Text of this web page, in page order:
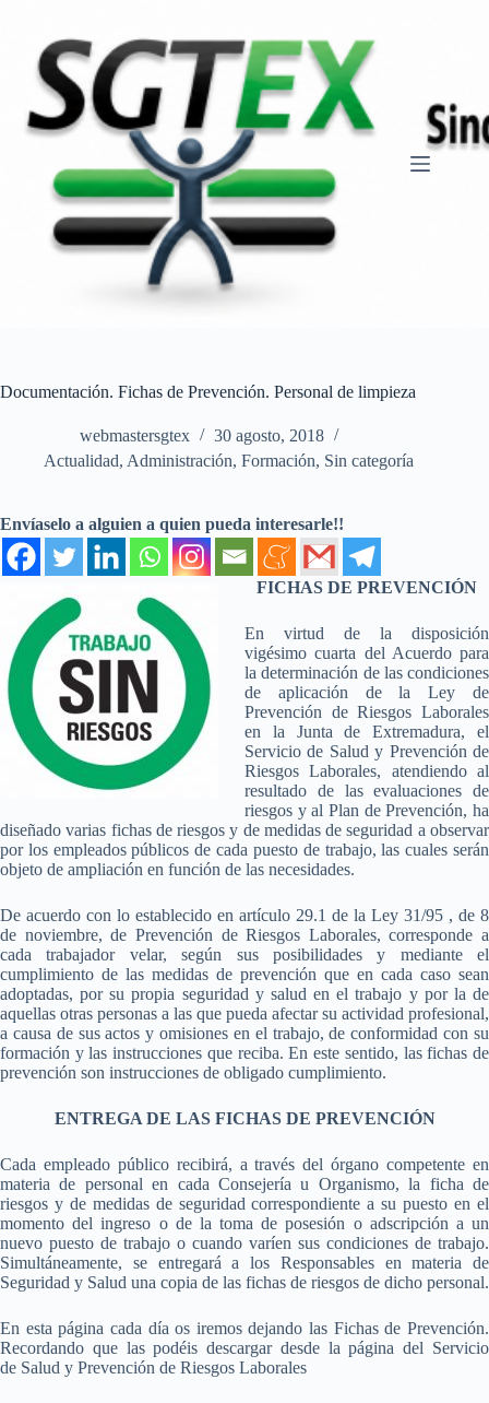
contenido
Documentación. Fichas de Prevención. Personal de limpieza
webmastersgtex
30 agosto, 2018
Actualidad, Administración, Formación, Sin categoría
Envíaselo a alguien a quien pueda interesarle!!
FICHAS DE PREVENCIÓN
En virtud de la disposición
vigésimo cuarta del Acuerdo para
la determinación de las condiciones
de aplicación de la Ley de
Prevención de Riesgos Laborales
en la Junta de Extremadura, el
Servicio de Salud y Prevención de
Riesgos Laborales, atendiendo al
resultado de las evaluaciones de
riesgos y al Plan de Prevención, ha
diseñado varias fichas de riesgos y de medidas de seguridad a observar
por los empleados públicos de cada puesto de trabajo, las cuales serán
objeto de ampliación en función de las necesidades.
De acuerdo con lo establecido en artículo 29.1 de la Ley 31/95 , de 8
de noviembre, de Prevención de Riesgos Laborales, corresponde a
cada trabajador velar, según sus posibilidades y mediante el
cumplimiento de las medidas de prevención que en cada caso sean
adoptadas, por su propia seguridad y salud en el trabajo y por la de
aquellas otras personas a las que pueda afectar su actividad profesional,
a causa de sus actos y omisiones en el trabajo, de conformidad con su
formación y las instrucciones que reciba. En este sentido, las fichas de
prevención son instrucciones de obligado cumplimiento.
ENTREGA DE LAS FICHAS DE PREVENCIÓN
Cada empleado público recibirá, a través del órgano competente en
materia de personal en cada Consejería u Organismo, la ficha de
riesgos y de medidas de seguridad correspondiente a su puesto en el
momento del ingreso o de la toma de posesión o adscripción a un
nuevo puesto de trabajo o cuando varíen sus condiciones de trabajo.
Simultáneamente, se entregará a los Responsables en materia de
Seguridad y Salud una copia de las fichas de riesgos de dicho personal.
En esta página cada día os iremos dejando las Fichas de Prevención.
Recordando que las podéis descargar desde la página del Servicio
de Salud y Prevención de Riesgos Laborales